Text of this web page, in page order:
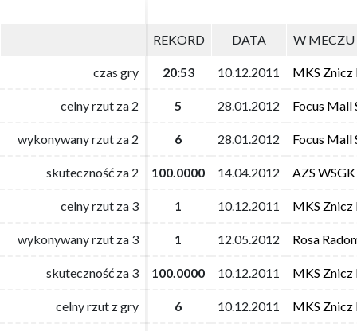
REKORD DATA W MECZU
czas gry 20:53 10.12.2011 MKS Znicz
celny rzut za 2 5 28.01.2012 Focus Mall
wykonywany rzut za 2 6 28.01.2012 Focus Mall
skuteczność za 2 100.0000 14.04.2012 AZS
celny rzut za 3 1 10.12.2011 MKS Znicz
wykonywany rzut za 3 1 12.05.2012 Rosa
skuteczność za 3 100.0000 10.12.2011 MKS Znicz
celny rzut z gry 6 10.12.2011 MKS Znicz
REKORD DATA W MECZU
czas gry 20:53 10.12.2011 MKS Znicz
celny rzut za 2 5 28.01.2012 Focus Mall
wykonywany rzut za 2 6 28.01.2012 Focus Mall
skuteczność za 2 100.0000 14.04.2012 AZS
celny rzut za 3 1 10.12.2011 MKS Znicz
wykonywany rzut za 3 1 12.05.2012 Rosa
skuteczność za 3 100.0000 10.12.2011 MKS Znicz
celny rzut z gry 6 10.12.2011 MKS Znicz